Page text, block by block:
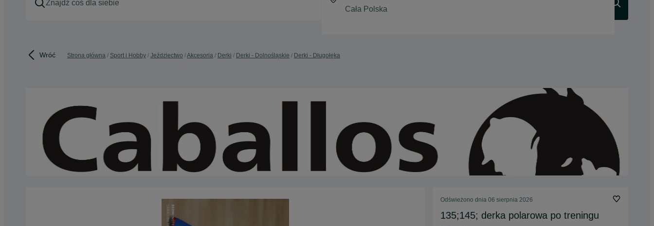
Wróć Strona główna Sport i Hobby Jeździectwo Akcesoria Derki Derki - Dolnośląskie Derki - Długołęka
Odświeżono dnia 06 sierpnia 2026
135;145; derka polarowa po treningu